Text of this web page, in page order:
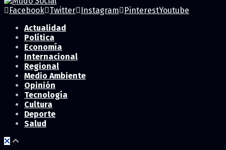
Facebook Twitter Instagram PinterestYoutube
Actualidad
Política
Economía
Internacional
Regional
Medio Ambiente
Opinión
Tecnología
Cultura
Deporte
Salud